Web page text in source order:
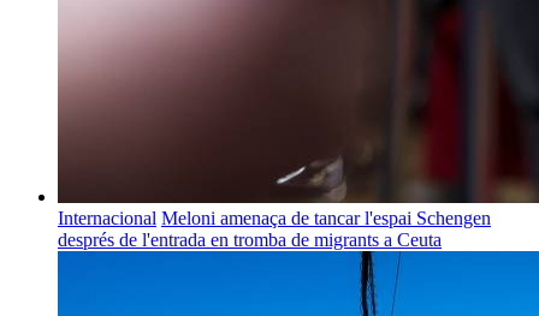
Internacional Meloni amenaça de tancar l'espai Schengen
després de l'entrada en tromba de migrants a Ceuta